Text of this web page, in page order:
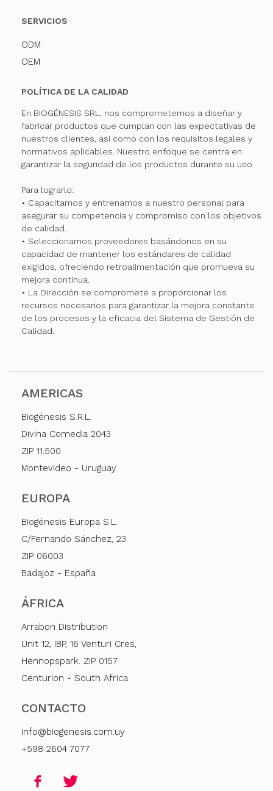
SERVICIOS
ODM
OEM
POLÍTICA DE LA CALIDAD
En BIOGÉNESIS SRL, nos comprometemos a diseñar y
fabricar productos que cumplan con las expectativas de
nuestros clientes, así como con los requisitos legales y
normativos aplicables. Nuestro enfoque se centra en
garantizar la seguridad de los productos durante su uso.
Para lograrlo:
• Capacitamos y entrenamos a nuestro personal para
asegurar su competencia y compromiso con los objetivos
de calidad.
• Seleccionamos proveedores basándonos en su
capacidad de mantener los estándares de calidad
exigidos, ofreciendo retroalimentación que promueva su
mejora continua.
• La Dirección se compromete a proporcionar los
recursos necesarios para garantizar la mejora constante
de los procesos y la eficacia del Sistema de Gestión de
Calidad.
AMERICAS
Biogénesis S.R.L.
Divina Comedia 2043
ZIP 11.500
Montevideo - Uruguay
EUROPA
Biogénesis Europa S.L.
C/Fernando Sánchez, 23
ZIP 06003
Badajoz - España
ÁFRICA
Arrabon Distribution
Unit 12, IBP, 16 Venturi Cres,
Hennopspark. ZIP 0157
Centurion - South Africa
CONTACTO
info@biogenesis.com.uy
+598 2604 7077